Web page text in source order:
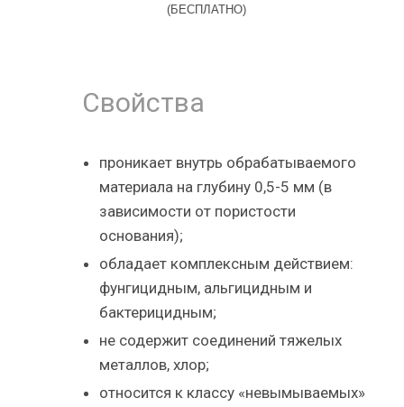
(БЕСПЛАТНО)
Свойства
проникает внутрь обрабатываемого
материала на глубину 0,5-5 мм (в
зависимости от пористости
основания);
обладает комплексным действием:
фунгицидным, альгицидным и
бактерицидным;
не содержит соединений тяжелых
металлов, хлор;
относится к классу «невымываемых»